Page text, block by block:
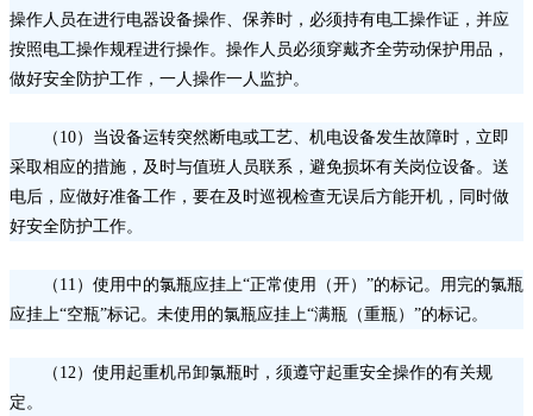
操作人员在进行电器设备操作、保养时，必须持有电工操作证，并应
按照电工操作规程进行操作。操作人员必须穿戴齐全劳动保护用品，
做好安全防护工作，一人操作一人监护。
（ 10）当设备运转突然断电或工艺、机电设备发生故障时，立即
采取相应的措施，及时与值班人员联系，避免损坏有关岗位设备。送
电后，应做好准备工作，要在及时巡视检查无误后方能开机，同时做
好安全防护工作。
（ 11）使用中的氯瓶应挂上“正常使用（开）”的标记。用完的氯瓶
应挂上“空瓶”标记。未使用的氯瓶应挂上“满瓶（重瓶）”的标记。
（ 12）使用起重机吊卸氯瓶时，须遵守起重安全操作的有关规
定。